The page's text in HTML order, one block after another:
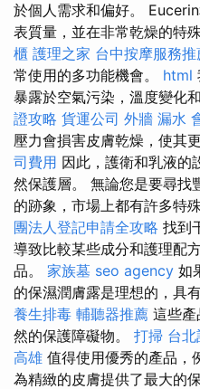
於個人需求和偏好。
表質量，並在非常乾燥的特
櫃 護理之家 台中按摩服務
常使用的多功能機會。 html
暴露於空氣污染，溫度變化
證攻略 貨運公司 外牆 漏水
壓力會損害皮膚乾燥，使其
司費用 因此，護衛和乳液的
然保護層。 無論您是要尋找
的跡象，市場上都有許多特
團法人登記申請全攻略 找到
導致比較某些成分和護理配
品。 家族墓 seo agency 如
的保濕潤膚露是理想的，具
養生排毒 輔聽器推薦 這些產
然的保護障礙物。 打掃 台
高雄 值得使用優秀的產品，
為精緻的皮膚提供了最大的